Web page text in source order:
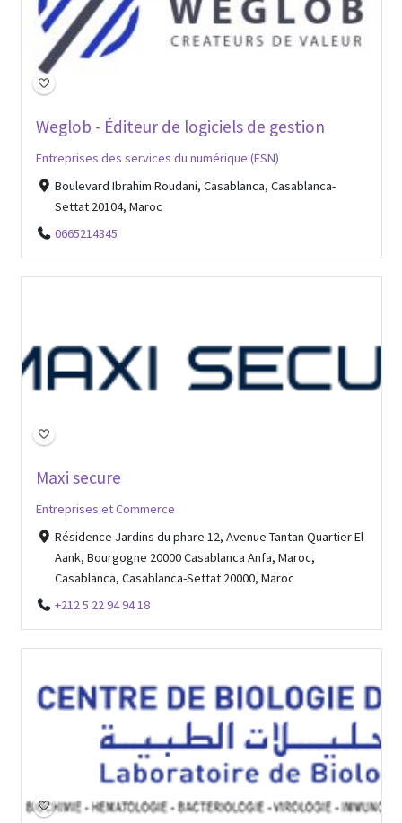
Weglob - Éditeur de logiciels de gestion
Entreprises des services du numérique (ESN)
Boulevard Ibrahim Roudani, Casablanca, Casablanca-
Settat 20104, Maroc
0665214345
Maxi secure
Entreprises et Commerce
Résidence Jardins du phare 12, Avenue Tantan Quartier El
Aank, Bourgogne 20000 Casablanca Anfa, Maroc,
Casablanca, Casablanca-Settat 20000, Maroc
+212 5 22 94 94 18